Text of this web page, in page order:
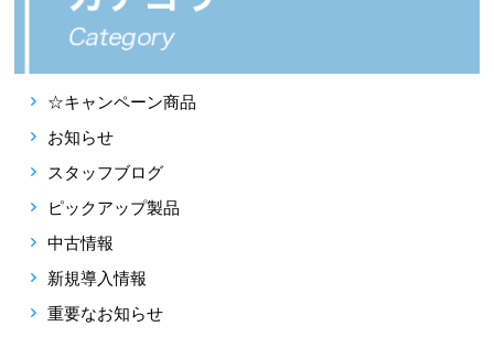
☆キャンペーン商品
お知らせ
スタッフブログ
ピックアップ製品
中古情報
新規導入情報
重要なお知らせ